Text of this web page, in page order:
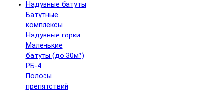
Надувные батуты
Батутные
комплексы
Надувные горки
Маленькие
батуты (до 30м²)
РБ-4
Полосы
препятствий